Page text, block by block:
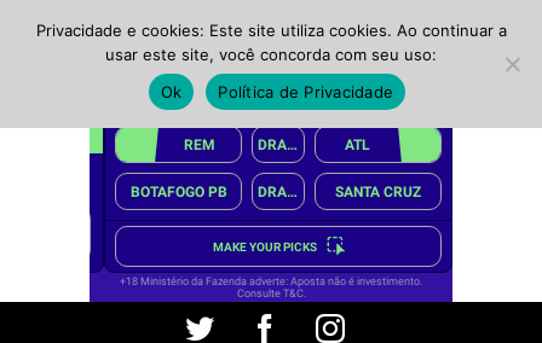
Twitter FacebookInstagram
Privacidade e cookies: Este site utiliza cookies. Ao continuar a
usar este site, você concorda com seu uso:
Ok
Política de Privacidade